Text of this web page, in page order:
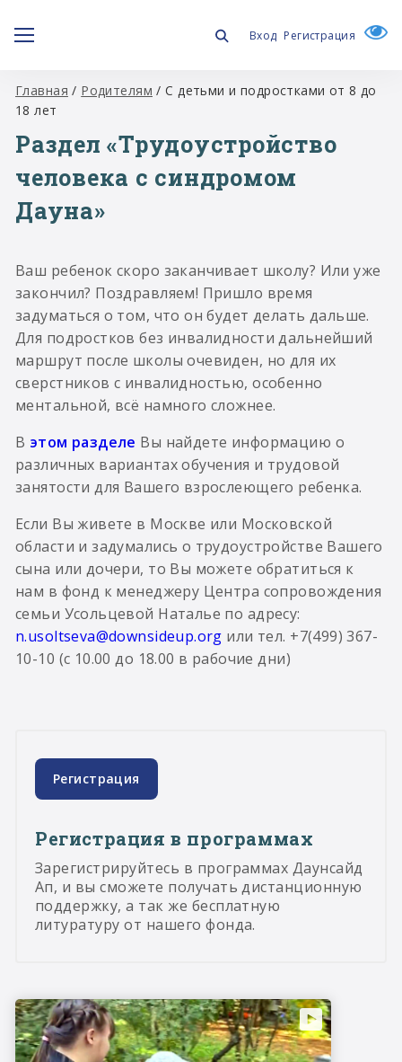
Вход Регистрация
Главная / Родителям / С детьми и подростками от 8 до
18 лет
Раздел «Трудоустройство
человека с синдромом
Дауна»
Ваш ребенок скоро заканчивает школу? Или уже
закончил? Поздравляем! Пришло время
задуматься о том, что он будет делать дальше.
Для подростков без инвалидности дальнейший
маршрут после школы очевиден, но для их
сверстников с инвалидностью, особенно
ментальной, всё намного сложнее.
В этом разделе Вы найдете информацию о
различных вариантах обучения и трудовой
занятости для Вашего взрослеющего ребенка.
Если Вы живете в Москве или Московской
области и задумались о трудоустройстве Вашего
сына или дочери, то Вы можете обратиться к
нам в фонд к менеджеру Центра сопровождения
семьи Усольцевой Наталье по адресу:
n.usoltseva@downsideup.org или тел. +7(499) 367-
10-10 (с 10.00 до 18.00 в рабочие дни)
Регистрация
Регистрация в программах
Зарегистрируйтесь в программах Даунсайд
Ап, и вы сможете получать дистанционную
поддержку, а так же бесплатную
литуратуру от нашего фонда.